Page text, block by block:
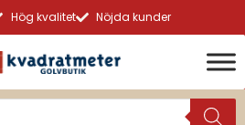
Hög kvalitet Nöjda kunder